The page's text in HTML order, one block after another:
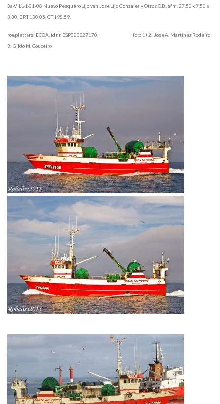
3a-VILL-1-01-08 Nuevo Pesquero Lijo van Jose Lijo Gonzalez y Otros C.B., afm. 27,50 x 7,50 x
3,30, BRT 130,05, GT 198,59,
roepletters: ECOA, id nr. ESP000027170. foto 1+2: Jose A. Martinez Rodeiro
3: Gildo M. Couceiro